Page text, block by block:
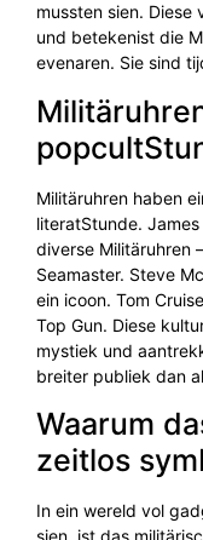
mussten sien. Diese
und betekenist die
evenaren. Sie sind
Militäruhren haben
literatStunde.
diverse Militäruhren
Seamaster. Steve
ein icoon. Tom
Top Gun. Diese
mystiek und
breiter publiek dan
Waarum
zeitlos
In ein wereld vol
sien, ist das